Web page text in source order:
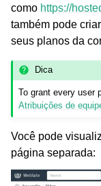
como https://
também pode
seus planos da
Dica
To grant every user
Atribuições de
Você pode
página separada: